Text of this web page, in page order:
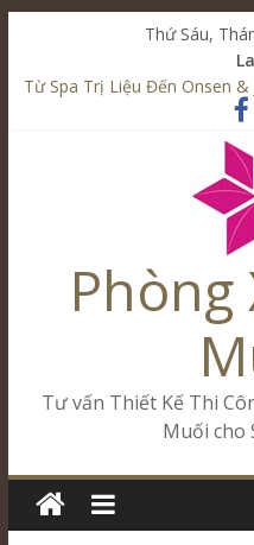
Thứ Sáu,
Từ Spa Trị Liệu Đến Onsen &
Kết Hợp Onsen & Jjim Jil
Cham Riverside Onsen &
Spa Jjim Jil Bang Kết Hợp
Tăng Doanh Số Kinh Doanh
Muối Hồng Group
Phòng
Tư vấn Thiết Kế Thi
Muối cho